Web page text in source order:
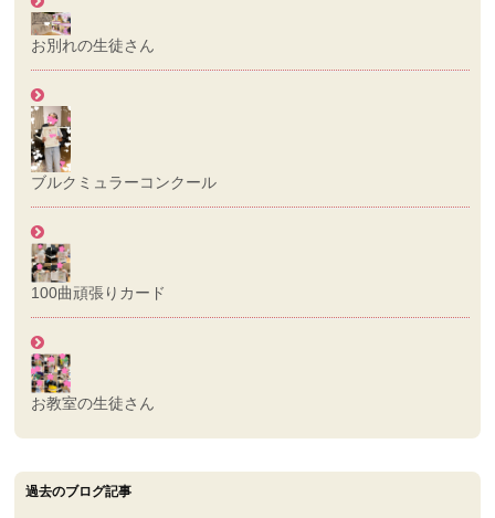
お別れの生徒さん
ブルクミュラーコンクール
100曲頑張りカード
お教室の生徒さん
過去のブログ記事